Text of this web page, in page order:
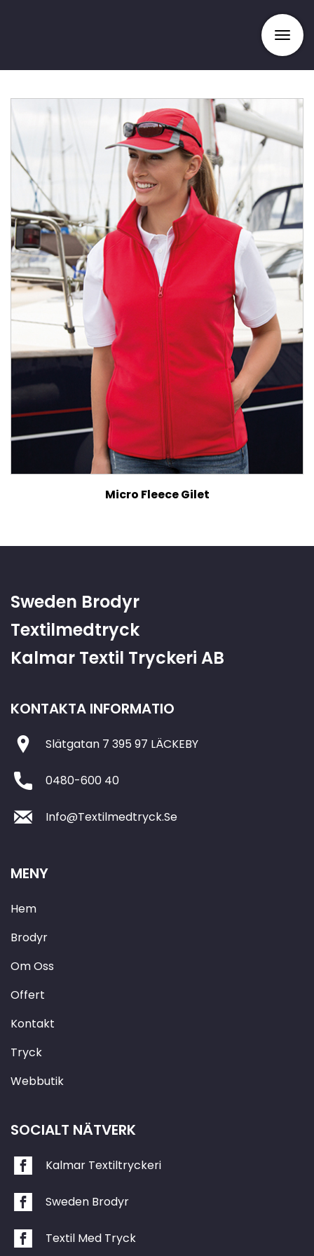
Micro Fleece Gilet
Sweden Brodyr
Textilmedtryck
Kalmar Textil Tryckeri AB
KONTAKTA INFORMATIO
Slätgatan 7 395 97 LÄCKEBY
0480-600 40
Info@Textilmedtryck.Se
MENY
Hem
Brodyr
Om Oss
Offert
Kontakt
Tryck
Webbutik
SOCIALT NÄTVERK
Kalmar Textiltryckeri
Sweden Brodyr
Textil Med Tryck